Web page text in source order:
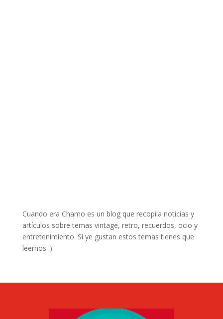
Cuando era Chamo es un blog que recopila noticias y
artículos sobre temas vintage, retro, recuerdos, ocio y
entretenimiento. Si ye gustan estos temas tienes que
leernos :)